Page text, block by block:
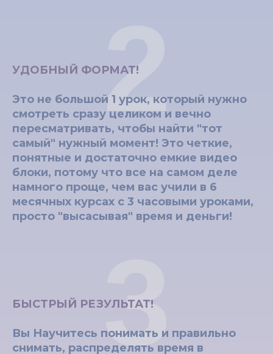
УДОБНЫЙ ФОРМАТ!
Это не большой 1 урок, который нужно
смотреть сразу целиком и вечно
пересматривать, чтобы найти "тот
самый" нужный момент! Это четкие,
понятные и достаточно емкие видео
блоки, потому что все на самом деле
намного проще, чем вас учили в 6
месячных курсах с 3 часовыми уроками,
просто "высасывая" время и деньги!
2
БЫСТРЫЙ РЕЗУЛЬТАТ!
Вы Научитесь понимать и правильно
снимать, распределять время в
3